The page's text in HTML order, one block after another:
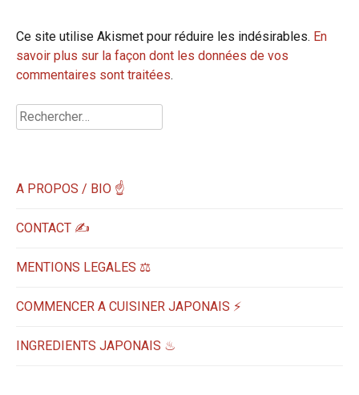
Ce site utilise Akismet pour réduire les indésirables. En
savoir plus sur la façon dont les données de vos
commentaires sont traitées.
Rechercher :
A PROPOS / BIO ☝
CONTACT ✍️
MENTIONS LEGALES ⚖️
COMMENCER A CUISINER JAPONAIS ⚡
INGREDIENTS JAPONAIS ♨